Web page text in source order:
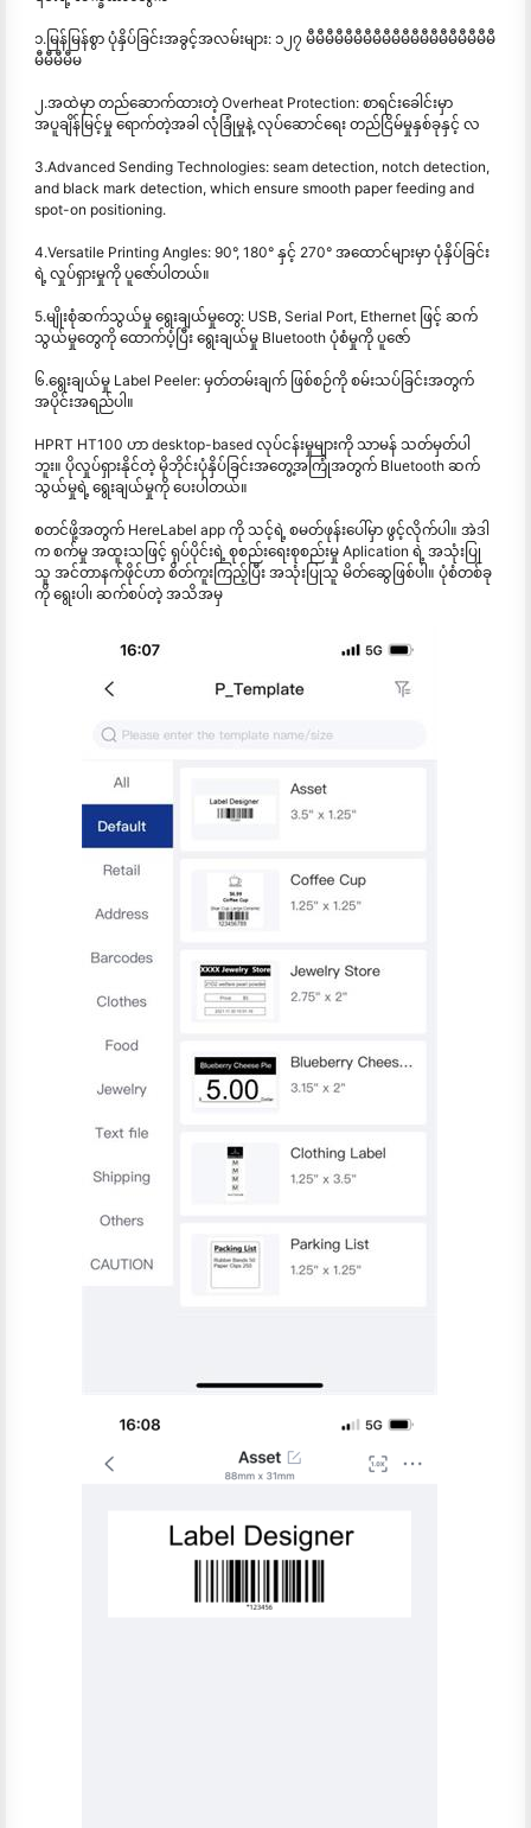
၁.မြန်မြန်စွာ ပုံနှိပ်ခြင်းအခွင့်အလမ်းများ: ၁၂၇ မီမီမီမီမီမီမီမီမီမီမီမီမီမီမီမီမီမီမီမီ
မီမီမီမီမ
၂.အထဲမှာ တည်ဆောက်ထားတဲ့ Overheat Protection: စာရင်းခေါင်းမှာ
အပူချိန်မြင့်မှု ရောက်တဲ့အခါ လုံခြုံမှုနဲ့ လုပ်ဆောင်ရေး တည်ငြိမ်မှုနှစ်ခုနှင့် လ
3.Advanced Sending Technologies: seam detection, notch detection,
and black mark detection, which ensure smooth paper feeding and
spot-on positioning.
4.Versatile Printing Angles: 90°, 180° နှင့် 270° အထောင်များမှာ ပုံနှိပ်ခြင်း
ရဲ့ လှုပ်ရှားမှုကို ပူဇော်ပါတယ်။
5.မျိုးစုံဆက်သွယ်မှု ရွေးချယ်မှုတွေ: USB, Serial Port, Ethernet ဖြင့် ဆက်
သွယ်မှုတွေကို ထောက်ပံ့ပြီး ရွေးချယ်မှု Bluetooth ပုံစံမှုကို ပူဇော်
၆.ရွေးချယ်မှု Label Peeler: မှတ်တမ်းချက် ဖြစ်စဉ်ကို စမ်းသပ်ခြင်းအတွက်
အပိုင်းအရည်ပါ။
HPRT HT100 ဟာ desktop-based လုပ်ငန်းမှုများကို သာမန် သတ်မှတ်ပါ
ဘူး။ ပိုလှုပ်ရှားနိုင်တဲ့ မိုဘိုင်းပုံနှိပ်ခြင်းအတွေ့အကြုံအတွက် Bluetooth ဆက်
သွယ်မှုရဲ့ ရွေးချယ်မှုကို ပေးပါတယ်။
စတင်ဖို့အတွက် HereLabel app ကို သင့်ရဲ့ စမတ်ဖုန်းပေါ်မှာ ဖွင့်လိုက်ပါ။ အဲဒါ
က စက်မှု အထူးသဖြင့် ရုပ်ပိုင်းရဲ့ စုစည်းရေးစုစည်းမှု Aplication ရဲ့ အသုံးပြု
သူ အင်တာနက်ဖိုင်ဟာ စိတ်ကူးကြည့်ပြီး အသုံးပြုသူ မိတ်ဆွေဖြစ်ပါ။ ပုံစံတစ်ခု
ကို ရွေးပါ၊ ဆက်စပ်တဲ့ အသိအမှ